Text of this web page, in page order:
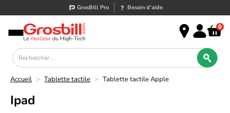
GrosBill Pro Besoin d’aide
0
Accueil > Tablette tactile > Tablette tactile Apple
Ipad